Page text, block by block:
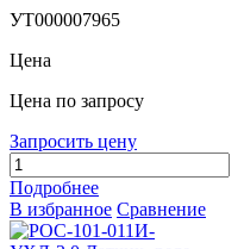
УТ000007965
Цена
Цена по запросу
Запросить цену
Подробнее
В избранное Сравнение